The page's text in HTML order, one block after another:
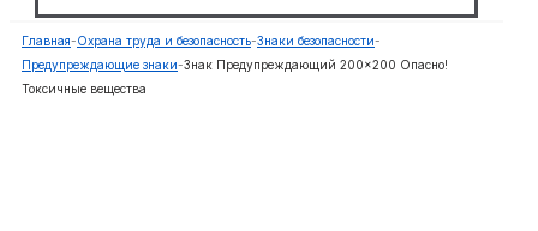
Главная-Охрана труда и безопасность-Знаки безопасности-
Предупреждающие знаки-Знак Предупреждающий 200×200 Опасно!
Токсичные вещества